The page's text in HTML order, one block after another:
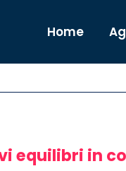
Home
equilibri in